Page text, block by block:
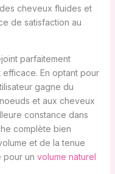
cheveux fluides et
de satisfaction au
parfaitement
efficace. En optant pour
gagne du
et aux cheveux
constance dans
complète bien
et de la tenue
pour un volume naturel